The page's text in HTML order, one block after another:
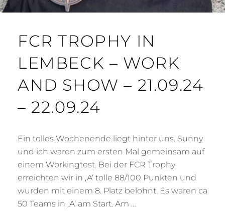
FCR TROPHY IN
LEMBECK – WORK
AND SHOW – 21.09.24
– 22.09.24
Ein tolles Wochenende liegt hinter uns. Sunny
und ich waren zum ersten Mal gemeinsam auf
einem Workingtest. Bei der FCR Trophy
erreichten wir in ‚A‘ tolle 88/100 Punkten und
wurden mit einem 8. Platz belohnt. Es waren ca
50 Teams in ‚A‘ am Start. Am …